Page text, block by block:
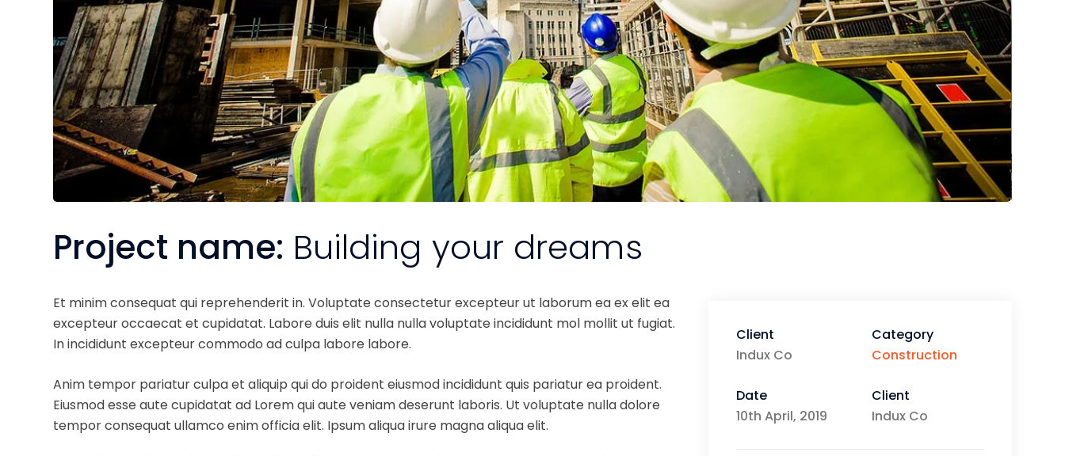
Project name: Building your dreams
Et minim consequat qui reprehenderit in. Voluptate consectetur excepteur ut laborum ea ex elit ea
excepteur occaecat et cupidatat. Labore duis elit nulla nulla voluptate incididunt mol mollit ut fugiat.
In incididunt excepteur commodo ad culpa labore labore.
Anim tempor pariatur culpa et aliquip qui do proident eiusmod incididunt quis pariatur ea proident.
Eiusmod esse aute cupidatat ad Lorem qui aute veniam deserunt laboris. Ut voluptate nulla dolore
tempor consequat ullamco enim officia elit. Ipsum aliqua irure magna aliqua elit.
Client
Indux Co
Category
Construction
Date
10th April, 2019
Client
Indux Co